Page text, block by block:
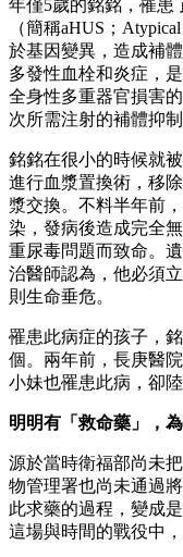
年僅5歲的銘銘，罹患
（簡稱aHUS；
於基因變異，造成補
多發性血栓和炎症，
全身性多重器官損害
次所需注射的補體抑
銘銘在很小的時候就
進行血漿置換術，移
漿交換。不料半年前
染，發病後造成完全
重尿毒問題而致命。
治醫師認為，他必須
則生命垂危。
罹患此病症的孩子，
個。兩年前，長庚醫
小妹也罹患此病，卻
明明有「救命藥」，
源於當時衛福部尚未
物管理署也尚未通過
此求藥的過程，變成
這場與時間的戰役中